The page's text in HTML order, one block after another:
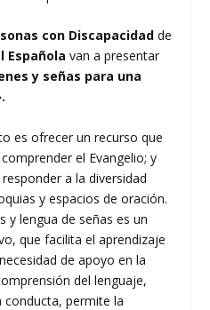
con Discapacidad de
Española van a presentar
y señas para una
es ofrecer un recurso que
el Evangelio; y
a la diversidad
y espacios de oración.
y lengua de señas es un
que facilita el aprendizaje
de apoyo en la
del lenguaje,
conducta, permite la